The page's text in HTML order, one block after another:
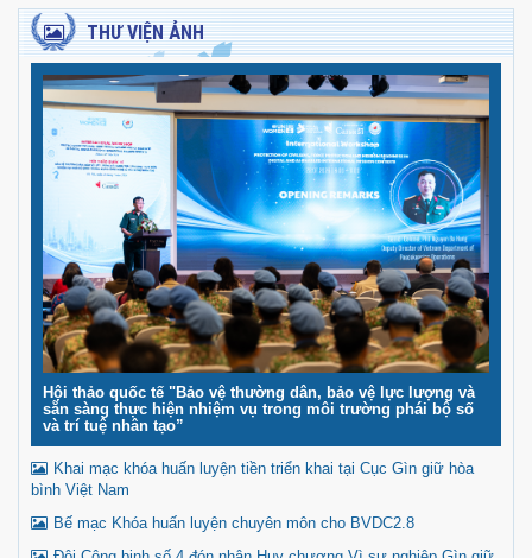
THƯ VIỆN ẢNH
Hội thảo quốc tế "Bảo vệ thường dân, bảo vệ lực lượng và
sẵn sàng thực hiện nhiệm vụ trong môi trường phái bộ số
và trí tuệ nhân tạo”
Khai mạc khóa huấn luyện tiền triển khai tại Cục Gìn giữ hòa
bình Việt Nam
Bế mạc Khóa huấn luyện chuyên môn cho BVDC2.8